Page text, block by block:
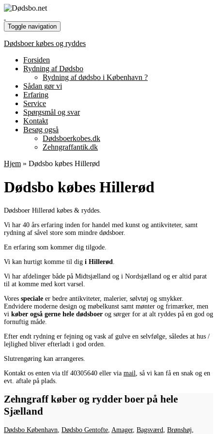
Toggle navigation
Dødsboer købes og ryddes
Forsiden
Rydning af Dødsbo
Rydning af dødsbo i København ?
Sådan gør vi
Erfaring
Service
Spørgsmål og svar
Kontakt
Besøg også
Dødsboerkobes.dk
Zehngraffantik.dk
Hjem » Dødsbo købes Hillerød
Dødsbo købes Hillerød
Dødsboer Hillerød købes & ryddes.
Vi har 40 års erfaring inden for handel med kunst og antikviteter, samt
rydning af såvel store som mindre dødsboer.
En erfaring som kommer dig tilgode.
Vi kan hurtigt komme til dig i Hillerød
Vi har afdelinger både på Midtsjælland og i Nordsjælland og er altid parat
til at komme med kort varsel.
Vores speciale er bedre antikviteter, malerier, sølvtøj og smykker.
Endvidere moderne design og møbelkunst samt mønter og frimærker, men
vi køber også gerne hele dødsboer og sørger for at alt ryddes på en god og
fornuftig måde.
Efter endt rydning er fejning og vask af gulve en selvfølge, således at hus /
lejlighed bliver efterladt i god orden.
Slutrengøring kan arrangeres.
Kontakt os enten via tlf 40305640 eller via mail
, så vi kan få en snak og en
evt. aftale på plads.
Zehngraff køber og rydder boer på hele
Sjælland
Dødsbo København Dødsbo Gentofte Amager, Bagsværd Brønshøj